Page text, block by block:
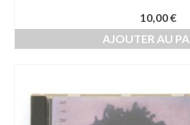
10,00€
AJOUTER AU